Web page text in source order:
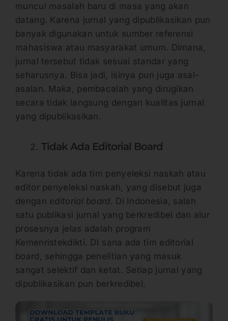
muncul masalah baru di masa yang akan
datang. Karena jurnal yang dipublikasikan pun
banyak digunakan untuk sumber referensi
mahasiswa atau masyarakat umum. Dimana,
jurnal tersebut tidak sesuai standar yang
seharusnya. Bisa jadi, isinya pun juga asal-
asalan. Maka, pembacalah yang dirugikan
secara tidak langsung dengan kualitas jurnal
yang dipublikasikan.
Tidak Ada Editorial Board
Karena tidak ada tim penyeleksi naskah atau
editor penyeleksi naskah, yang disebut juga
dengan editorial board. Di Indonesia, salah
satu publikasi jurnal yang berkredibel dan alur
prosesnya jelas adalah program
Kemenristekdikti. DI sana ada tim editorial
board, sehingga penelitian yang masuk
sangat selektif dan ketat. Setiap jurnal yang
dipublikasikan pun berkredibel.